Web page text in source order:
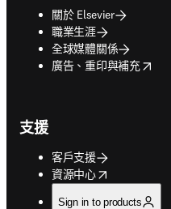
關於 Elsevier
職業生涯
全球媒體關係
廣告、重印與補充
opens in new tab/window
支援
客戶支援
資源中心
opens in new tab/window
Sign in to products